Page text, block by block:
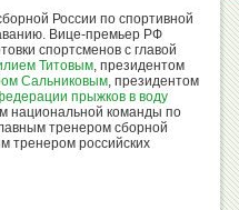
России по спортивной
Вице-премьер РФ
спортсменов с главой
Титовым, президентом
Сальниковым, президентом
прыжков в воду
национальной команды по
тренером сборной
тренером российских